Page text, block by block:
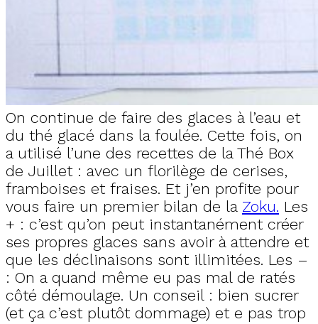
On continue de faire des glaces à l’eau et
du thé glacé dans la foulée. Cette fois, on
a utilisé l’une des recettes de la Thé Box
de Juillet : avec un florilège de cerises,
framboises et fraises. Et j’en profite pour
vous faire un premier bilan de la Zoku. Les
+ : c’est qu’on peut instantanément créer
ses propres glaces sans avoir à attendre et
que les déclinaisons sont illimitées. Les –
: On a quand même eu pas mal de ratés
côté démoulage. Un conseil : bien sucrer
(et ça c’est plutôt dommage) et e pas trop